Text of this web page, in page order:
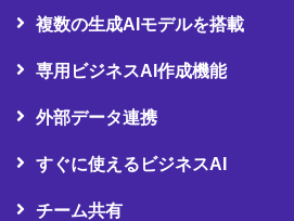
複数の生成AIモデルを搭載
専用ビジネスAI作成機能
外部データ連携
すぐに使えるビジネスAI
チーム共有